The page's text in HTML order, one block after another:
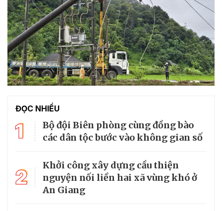
ĐỌC NHIỀU
1
Bộ đội Biên phòng cùng đồng bào
các dân tộc bước vào không gian số
2
Khởi công xây dựng cầu thiện
nguyện nối liền hai xã vùng khó ở
An Giang